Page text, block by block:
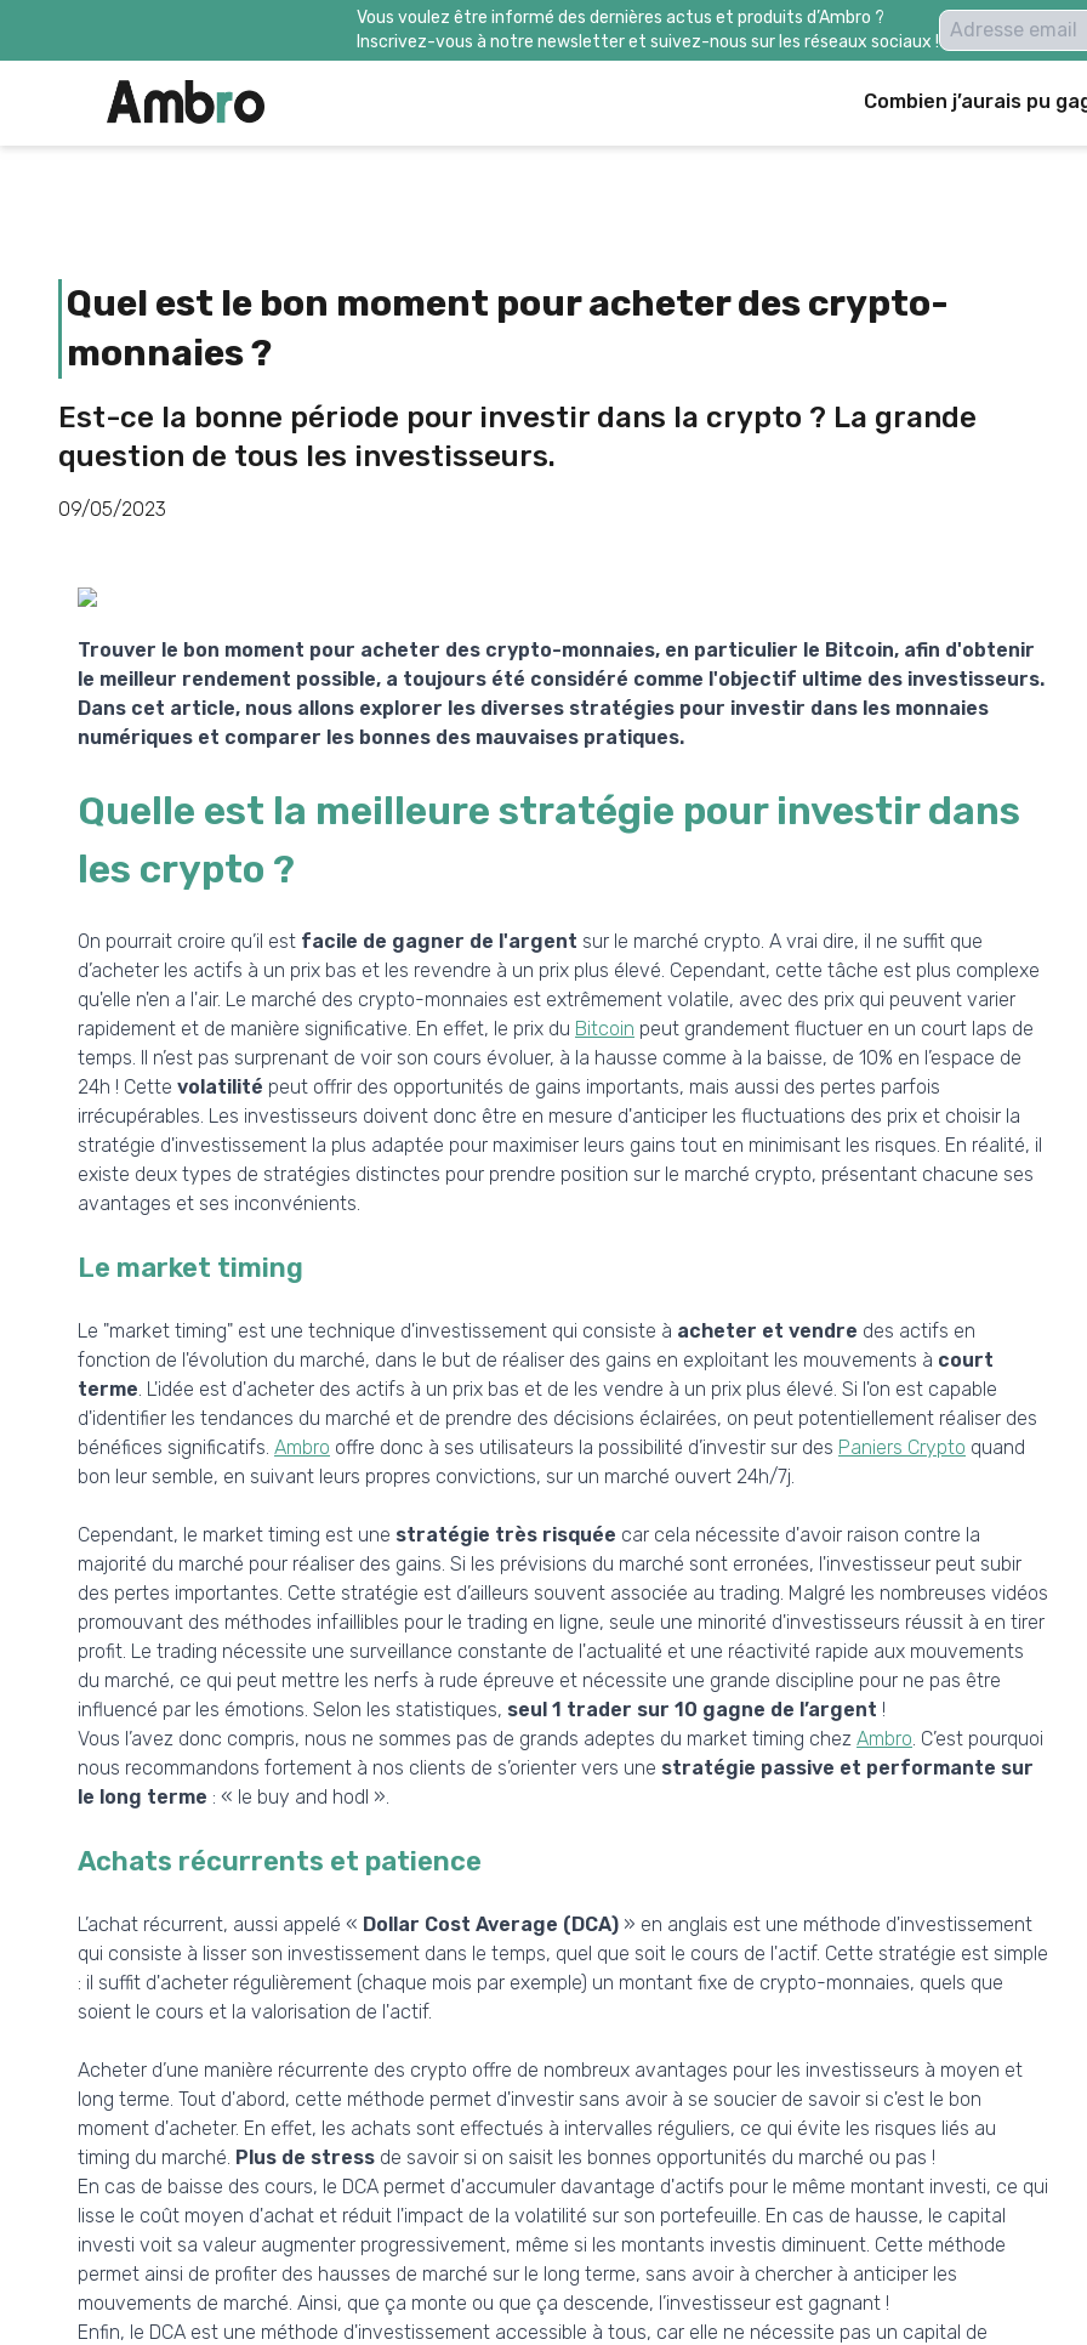
Vous voulez être informé des dernières actus et produits d’Ambro ?
Inscrivez-vous à notre newsletter et suivez-nous sur les réseaux sociaux !
Combien j’aurais pu
Quel est le bon moment pour acheter des crypto-
monnaies ?
Est-ce la bonne période pour investir dans la crypto ? La grande
question de tous les investisseurs.
09/05/2023
Trouver le bon moment pour acheter des crypto-monnaies, en particulier le Bitcoin, afin d'obtenir
le meilleur rendement possible, a toujours été considéré comme l'objectif ultime des investisseurs.
Dans cet article, nous allons explorer les diverses stratégies pour investir dans les monnaies
numériques et comparer les bonnes des mauvaises pratiques.
Quelle est la meilleure stratégie pour investir dans
les crypto ?
On pourrait croire qu’il est facile de gagner de l'argent sur le marché crypto. A vrai dire, il ne suffit que
d’acheter les actifs à un prix bas et les revendre à un prix plus élevé. Cependant, cette tâche est plus complexe
qu'elle n'en a l'air. Le marché des crypto-monnaies est extrêmement volatile, avec des prix qui peuvent varier
rapidement et de manière significative. En effet, le prix du Bitcoin peut grandement fluctuer en un court laps de
temps. Il n’est pas surprenant de voir son cours évoluer, à la hausse comme à la baisse, de 10% en l’espace de
24h ! Cettevolatilité peut offrir des opportunités de gains importants, mais aussi des pertes parfois
irrécupérables. Les investisseurs doivent donc être en mesure d'anticiper les fluctuations des prix et choisir la
stratégie d'investissement la plus adaptée pour maximiser leurs gains tout en minimisant les risques. En réalité, il
existe deux types de stratégies distinctes pour prendre position sur le marché crypto, présentant chacune ses
avantages et ses inconvénients.
Le market timing
Le "market timing" est une technique d'investissement qui consiste à acheter et vendre des actifs en
fonction de l'évolution du marché, dans le but de réaliser des gains en exploitant les mouvements à court
terme. L'idée est d'acheter des actifs à un prix bas et de les vendre à un prix plus élevé. Si l'on est capable
d'identifier les tendances du marché et de prendre des décisions éclairées, on peut potentiellement réaliser des
bénéfices significatifs.Ambro offre donc à ses utilisateurs la possibilité d’investir sur des Paniers Crypto quand
bon leur semble, en suivant leurs propres convictions, sur un marché ouvert 24h/7j.
Cependant, le market timing est une stratégie très risquée car cela nécessite d'avoir raison contre la
majorité du marché pour réaliser des gains. Si les prévisions du marché sont erronées, l'investisseur peut subir
des pertes importantes. Cette stratégie est d’ailleurs souvent associée au trading. Malgré les nombreuses vidéos
promouvant des méthodes infaillibles pour le trading en ligne, seule une minorité d'investisseurs réussit à en tirer
profit. Le trading nécessite une surveillance constante de l'actualité et une réactivité rapide aux mouvements
du marché, ce qui peut mettre les nerfs à rude épreuve et nécessite une grande discipline pour ne pas être
influencé par les émotions. Selon les statistiques, seul 1 trader sur 10 gagne de l’argent !
Vous l’avez donc compris, nous ne sommes pas de grands adeptes du market timing chezAmbro. C’est pourquoi
nous recommandons fortement à nos clients de s’orienter vers une stratégie passive et performante sur
le long terme : « le buy and hodl ».
Achats récurrents et patience
L’achat récurrent, aussi appelé « Dollar Cost Average (DCA) » en anglais est une méthode d'investissement
qui consiste à lisser son investissement dans le temps, quel que soit le cours de l'actif. Cette stratégie est simple
: il suffit d'acheter régulièrement (chaque mois par exemple) un montant fixe de crypto-monnaies, quels que
soient le cours et la valorisation de l'actif.
Acheter d’une manière récurrente des crypto offre de nombreux avantages pour les investisseurs à moyen et
long terme. Tout d'abord, cette méthode permet d'investir sans avoir à se soucier de savoir si c'est le bon
moment d'acheter. En effet, les achats sont effectués à intervalles réguliers, ce qui évite les risques liés au
timing du marché. Plus de stress de savoir si on saisit les bonnes opportunités du marché ou pas !
En cas de baisse des cours, le DCA permet d'accumuler davantage d'actifs pour le même montant investi, ce qui
lisse le coût moyen d'achat et réduit l'impact de la volatilité sur son portefeuille. En cas de hausse, le capital
investi voit sa valeur augmenter progressivement, même si les montants investis diminuent. Cette méthode
permet ainsi de profiter des hausses de marché sur le long terme, sans avoir à chercher à anticiper les
mouvements de marché. Ainsi, que ça monte ou que ça descende, l’investisseur est gagnant !
Enfin, le DCA est une méthode d'investissement accessible à tous, car elle ne nécessite pas un capital de